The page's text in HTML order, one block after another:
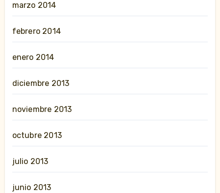
marzo 2014
febrero 2014
enero 2014
diciembre 2013
noviembre 2013
octubre 2013
julio 2013
junio 2013